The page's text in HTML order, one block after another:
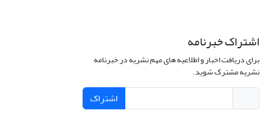
اشتراک خبرنامه
برای دریافت اخبار و اطلاعیه های مهم نشریه در خبرنامه
نشریه مشترک شوید.
اشتراک